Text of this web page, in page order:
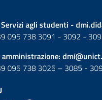
agli studenti -
095 738 3091 - 3092 -
amministrazione:
095 738 3025 – 3085 -